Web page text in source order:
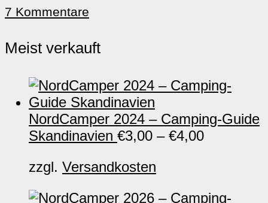
7 Kommentare
Meist verkauft
NordCamper 2024 – Camping-Guide
Skandinavien €3,00 – €4,00
zzgl. Versandkosten